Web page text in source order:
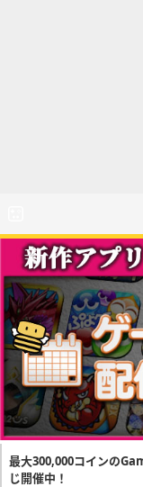
最大300,000コインの
じ開催中！